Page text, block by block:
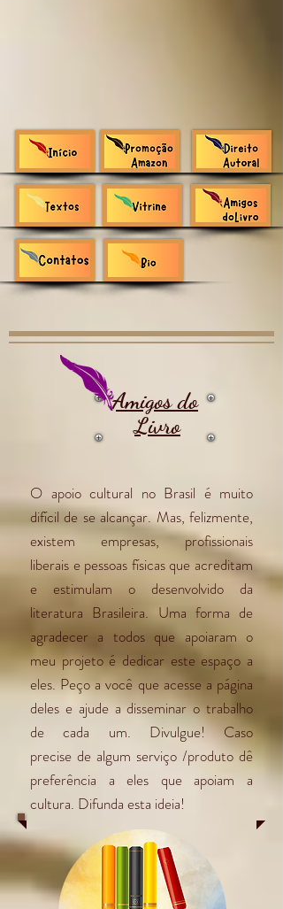
Amigos do
Livro
O apoio cultural no Brasil é muito
difícil de se alcançar. Mas, felizmente,
existem empresas, profissionais
liberais e pessoas físicas que acreditam
e estimulam o desenvolvido da
literatura Brasileira. Uma forma de
agradecer a todos que apoiaram o
meu projeto é dedicar este espaço a
eles. Peço a você que acesse a página
deles e ajude a disseminar o trabalho
de cada um. Divulgue! Caso
precise de algum serviço /produto dê
preferência a eles que apoiam a
cultura. Difunda esta ideia!